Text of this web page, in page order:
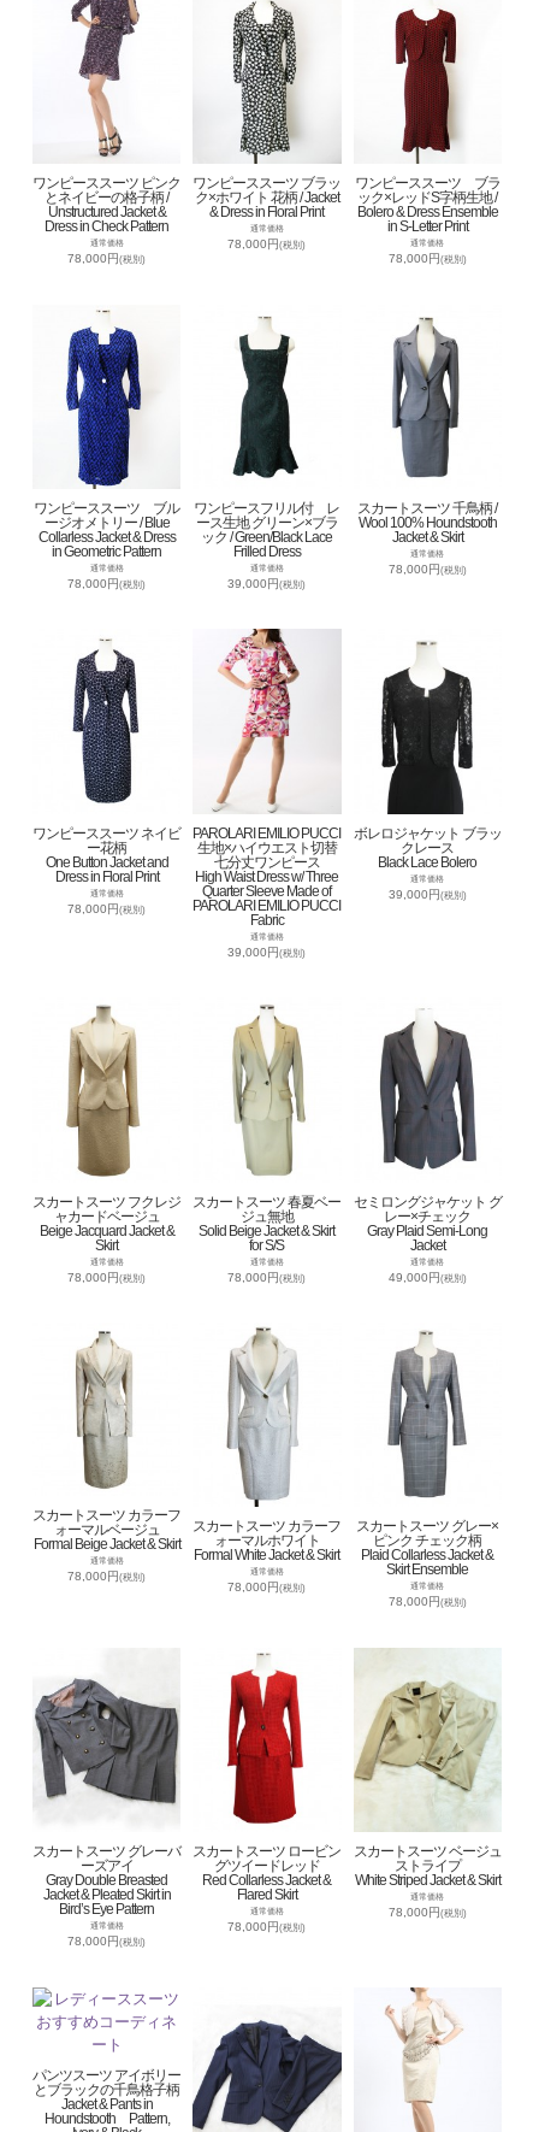
ワンピーススーツ ピンク
とネイビーの格子柄 /
Unstructured Jacket &
Dress in Check Pattern
通常価格
78,000円(税別)
ワンピーススーツ ブラッ
ク×ホワイト 花柄 / Jacket
& Dress in Floral Print
通常価格
78,000円(税別)
ワンピーススーツ ブラ
ック×レッドS字柄生地 /
Bolero & Dress Ensemble
in S-Letter Print
通常価格
78,000円(税別)
ワンピーススーツ ブル
ージオメトリー / Blue
Collarless Jacket & Dress
in Geometric Pattern
通常価格
78,000円(税別)
ワンピースフリル付 レ
ース生地 グリーン×ブラ
ック / Green/Black Lace
Frilled Dress
通常価格
39,000円(税別)
スカートスーツ 千鳥柄 /
Wool 100% Houndstooth
Jacket & Skirt
通常価格
78,000円(税別)
ワンピーススーツ ネイビ
ー花柄
One Button Jacket and
Dress in Floral Print
通常価格
78,000円(税別)
PAROLARI EMILIO PUCCI
生地×ハイウエスト切替
七分丈ワンピース
High Waist Dress w/ Three
Quarter Sleeve Made of
PAROLARI EMILIO PUCCI
Fabric
通常価格
39,000円(税別)
ボレロジャケット ブラッ
クレース
Black Lace Bolero
通常価格
39,000円(税別)
スカートスーツ フクレジ
ャカードベージュ
Beige Jacquard Jacket &
Skirt
通常価格
78,000円(税別)
スカートスーツ 春夏ベー
ジュ無地
Solid Beige Jacket & Skirt
for S/S
通常価格
78,000円(税別)
セミロングジャケット グ
レー×チェック
Gray Plaid Semi-Long
Jacket
通常価格
49,000円(税別)
スカートスーツ カラーフ
ォーマルベージュ
Formal Beige Jacket & Skirt
通常価格
78,000円(税別)
スカートスーツ カラーフ
ォーマルホワイト
Formal White Jacket & Skirt
通常価格
78,000円(税別)
スカートスーツ グレー×
ピンク チェック柄
Plaid Collarless Jacket &
Skirt Ensemble
通常価格
78,000円(税別)
スカートスーツ グレーバ
ーズアイ
Gray Double Breasted
Jacket & Pleated Skirt in
Bird’s Eye Pattern
通常価格
78,000円(税別)
スカートスーツ ロービン
グツイードレッド
Red Collarless Jacket &
Flared Skirt
通常価格
78,000円(税別)
スカートスーツ ベージュ
ストライプ
White Striped Jacket & Skirt
通常価格
78,000円(税別)
パンツスーツ アイボリー
とブラックの千鳥格子柄
Jacket & Pants in
Houndstooth Pattern,